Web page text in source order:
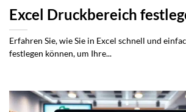
Excel Druckbereich
Erfahren Sie, wie Sie in Excel schnell und
festlegen können, um Ihre...